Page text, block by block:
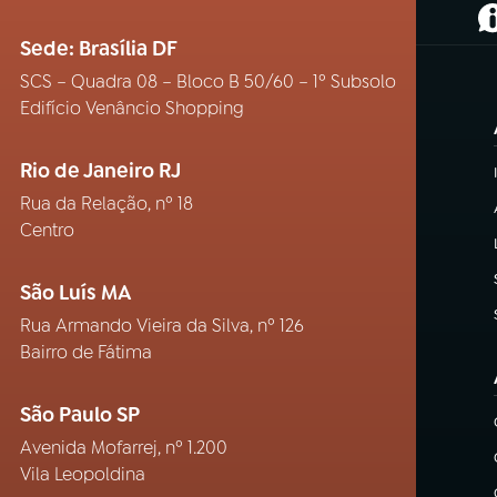
Sede: Brasília DF
SCS – Quadra 08 – Bloco B 50/60 – 1º Subsolo
Edifício Venâncio Shopping
Rio de Janeiro RJ
Rua da Relação, nº 18
Centro
São Luís MA
Rua Armando Vieira da Silva, nº 126
Bairro de Fátima
São Paulo SP
Avenida Mofarrej, nº 1.200
Vila Leopoldina